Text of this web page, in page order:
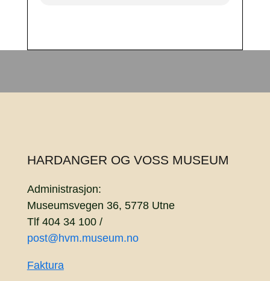
HARDANGER OG VOSS MUSEUM
Administrasjon:
Museumsvegen 36, 5778 Utne
Tlf 404 34 100 /
post@hvm.museum.no
Faktura